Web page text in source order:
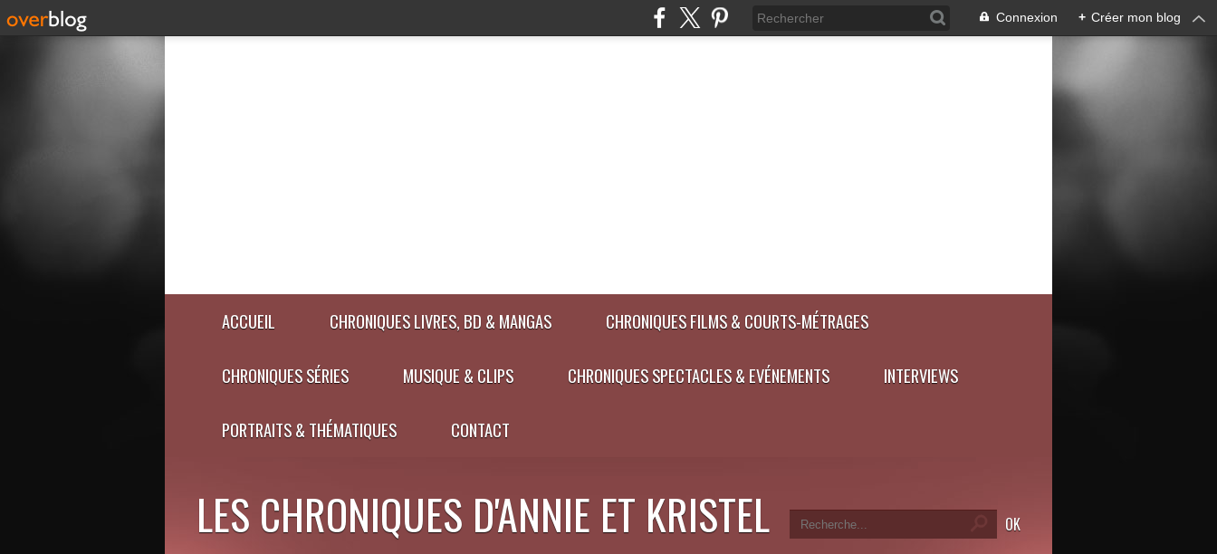
Connexion + Créer mon blog
ACCUEIL CHRONIQUES LIVRES, BD & MANGAS CHRONIQUES FILMS & COURTS-MÉTRAGES
CHRONIQUES SÉRIES MUSIQUE & CLIPS CHRONIQUES SPECTACLES & EVÉNEMENTS INTERVIEWS
PORTRAITS & THÉMATIQUES CONTACT
LES CHRONIQUES D'ANNIE ET KRISTEL